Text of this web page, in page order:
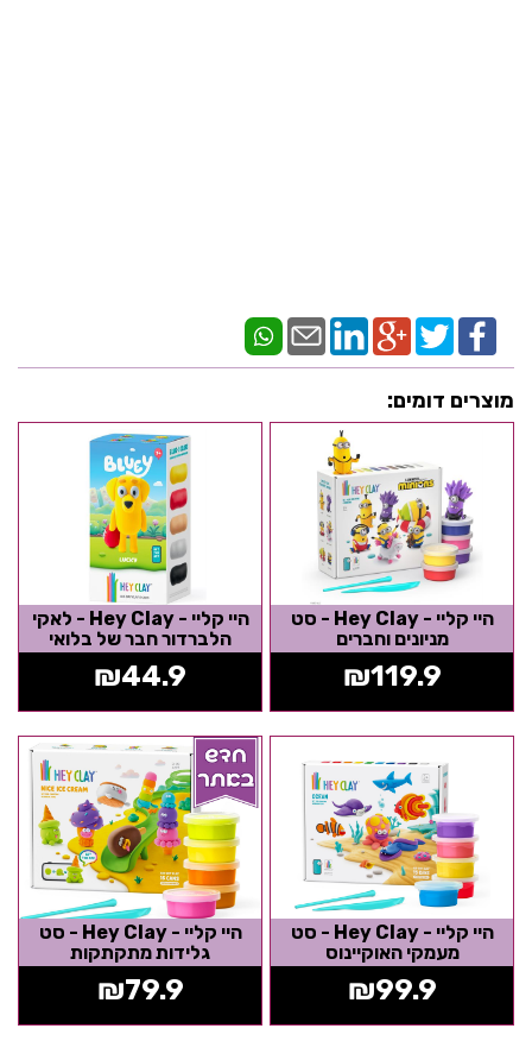
מוצרים דומים:
היי קליי - Hey Clay - סט
מניונים וחברים
₪119.9
היי קליי - Hey Clay - לאקי
הלברדור חבר של בלואי
₪44.9
היי קליי - Hey Clay - סט
מעמקי האוקיינוס
₪99.9
היי קליי - Hey Clay - סט
גלידות מתקתקות
₪79.9